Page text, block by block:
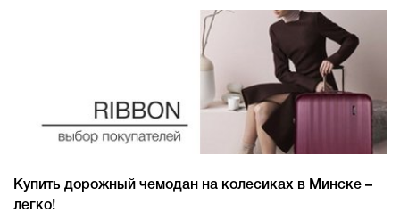
Купить дорожный чемодан на колесиках в Минске –
легко!